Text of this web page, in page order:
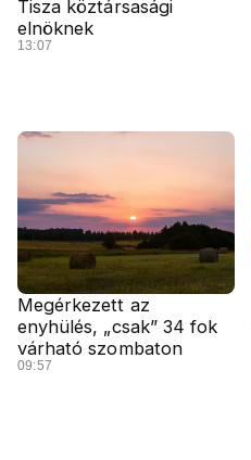
Tisza köztársasági
elnöknek
13:07
Megérkezett az
enyhülés, „csak” 34 fok
várható szombaton
09:57